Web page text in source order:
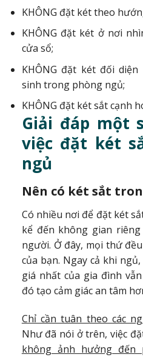
KHÔNG đặt két theo
KHÔNG đặt két ở nơi
cửa sổ;
KHÔNG đặt két đối
sinh trong phòng ngủ;
KHÔNG đặt két sắt cạnh
Giải đáp một
việc đặt két
ngủ
Nên có két sắt
Có nhiều nơi để đặt két
kể đến không gian
người. Ở đây, mọi thứ
của bạn. Ngay cả khi
giá nhất của gia đình
đó tạo cảm giác an tâm
Chỉ cần tuân theo các
Như đã nói ở trên, việc
không ảnh hưởng đến